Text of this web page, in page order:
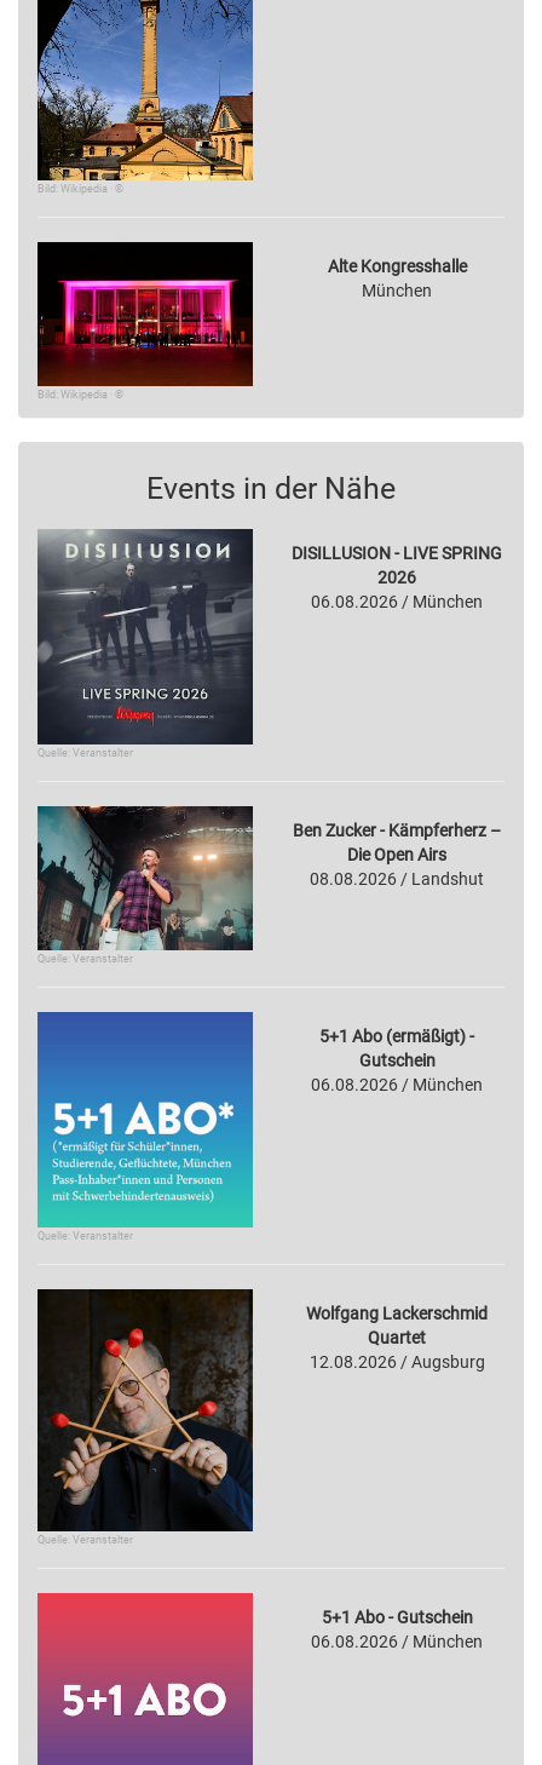
Bild: Wikipedia · ©
Bild: Wikipedia · ©
Alte Kongresshalle
München
Events in der Nähe
Quelle: Veranstalter
DISILLUSION - LIVE SPRING
2026
06.08.2026 / München
Quelle: Veranstalter
Ben Zucker - Kämpferherz –
Die Open Airs
08.08.2026 / Landshut
Quelle: Veranstalter
5+1 Abo (ermäßigt) -
Gutschein
06.08.2026 / München
Quelle: Veranstalter
Wolfgang Lackerschmid
Quartet
12.08.2026 / Augsburg
5+1 Abo - Gutschein
06.08.2026 / München